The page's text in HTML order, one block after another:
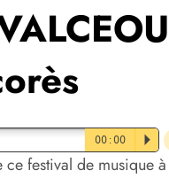
00:00 P
festival de musique